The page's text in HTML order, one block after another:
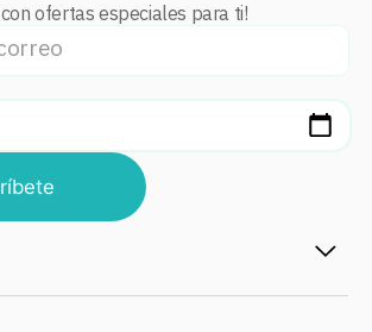
con ofertas especiales para ti!